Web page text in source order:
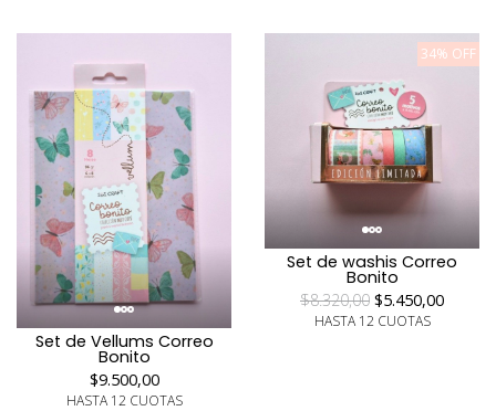
Set de Vellums Correo
Bonito
$9.500,00
HASTA 12 CUOTAS
34% OFF
Set de washis Correo
Bonito
$8.320,00 $5.450,00
HASTA 12 CUOTAS